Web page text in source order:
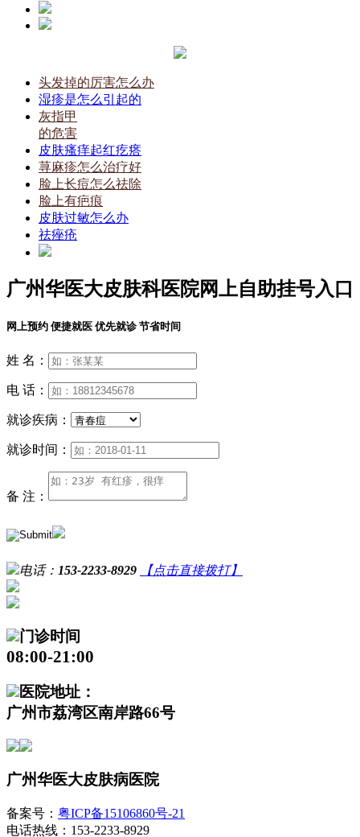
头发掉的厉害怎么办
湿疹是怎么引起的
灰指甲
的危害
皮肤瘙痒起红疙瘩
荨麻疹怎么治疗好
脸上长痘怎么祛除
脸上有疤痕
皮肤过敏怎么办
祛痤疮
广州华医大皮肤科医院网上自助挂号入口
网上预约 便捷就医 优先就诊 节省时间
姓 名：
电 话：
就诊疾病：
就诊时间：
备 注：
电话： 153-2233-8929 【点击直接拨打】
门诊时间
08:00-21:00
医院地址：
广州市荔湾区南岸路66号
广州华医大皮肤病医院
备案号： 粤ICP备15106860号-21
电话热线：153-2233-8929